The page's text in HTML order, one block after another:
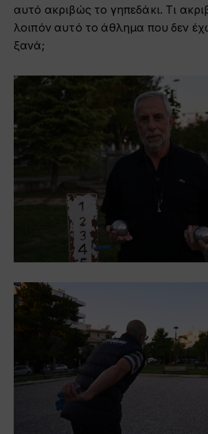
αυτό ακριβώς το γηπεδάκι. Τι
λοιπόν αυτό το άθλημα που δεν
ξανά;